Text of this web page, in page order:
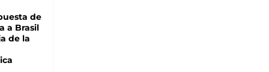
de
a Brasil
de la